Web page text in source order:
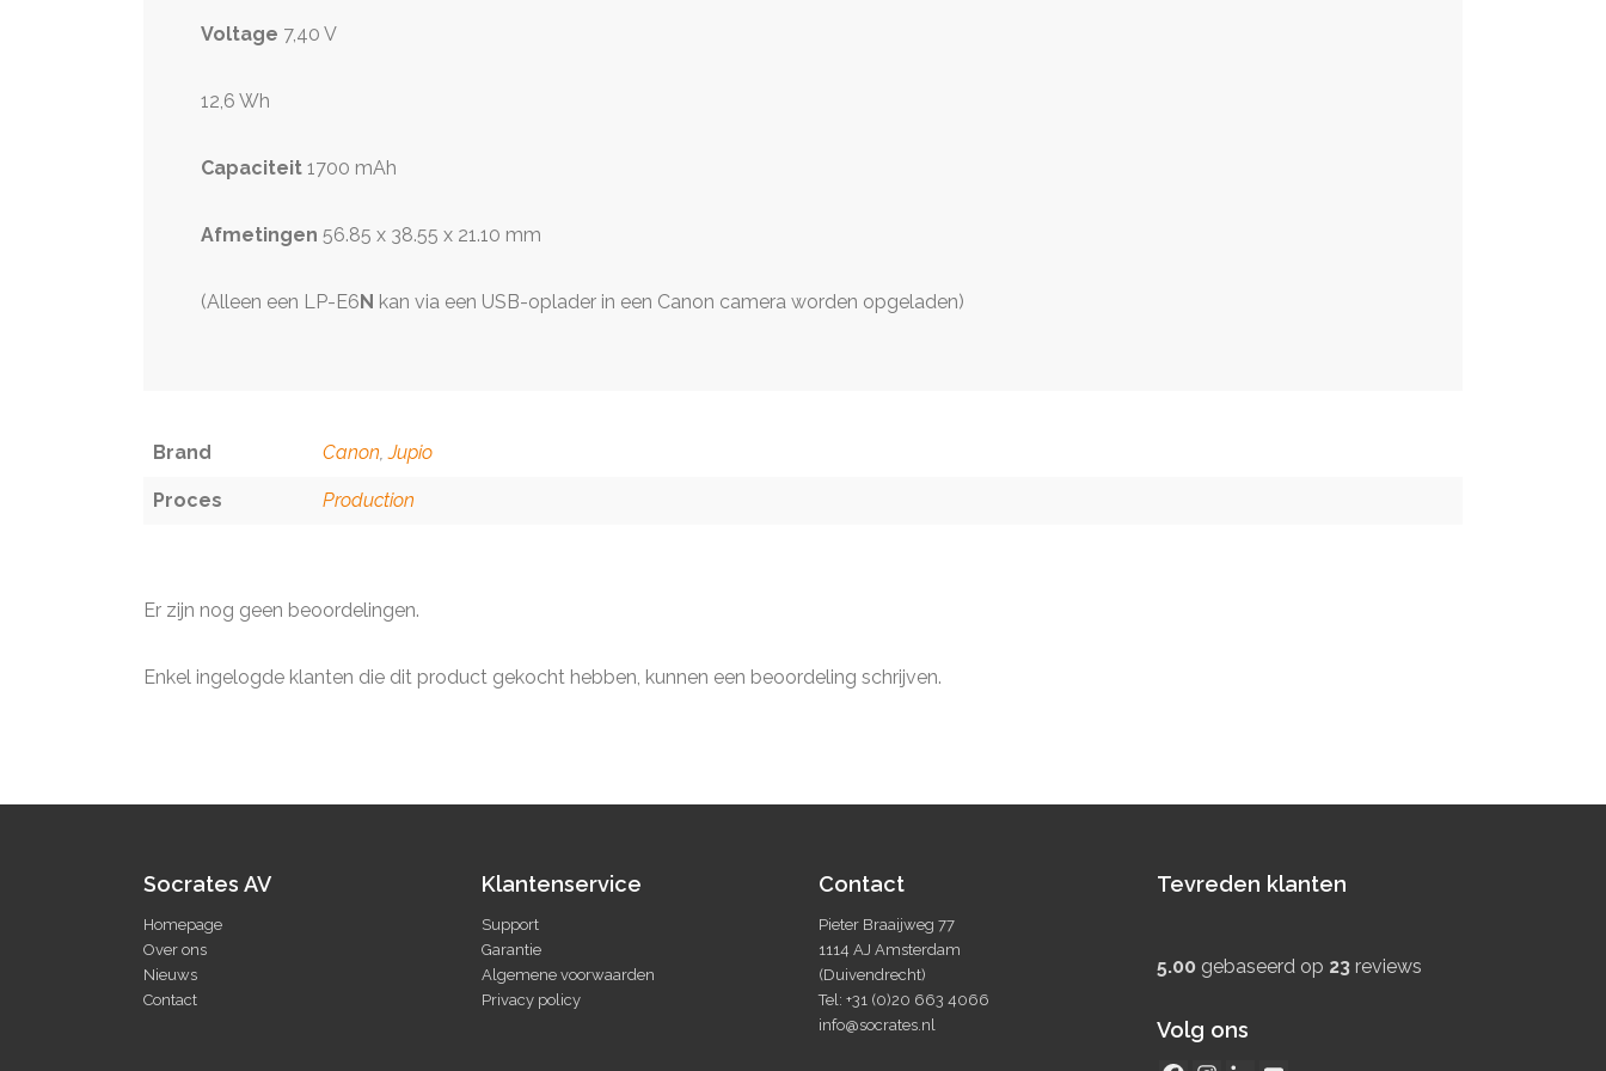
Voltage 7,40 V
12,6 Wh
Capaciteit 1700 mAh
Afmetingen 56.85 x 38.55 x 21.10 mm
(Alleen een LP-E6N kan via een USB-oplader in een Canon camera worden opgeladen)
Brand Canon,Jupio
Proces Production
Er zijn nog geen beoordelingen.
Enkel ingelogde klanten die dit product gekocht hebben, kunnen een beoordeling schrijven.
Socrates AV
Homepage
Over ons
Nieuws
Contact
Klantenservice
Support
Garantie
Algemene voorwaarden
Privacy policy
Contact
Pieter Braaijweg 77
1114 AJ Amsterdam
(Duivendrecht)
Tel: +31 (0)20 663 4066
info@socrates.nl
Tevreden klanten
5.00 gebaseerd op 23reviews
Volg ons